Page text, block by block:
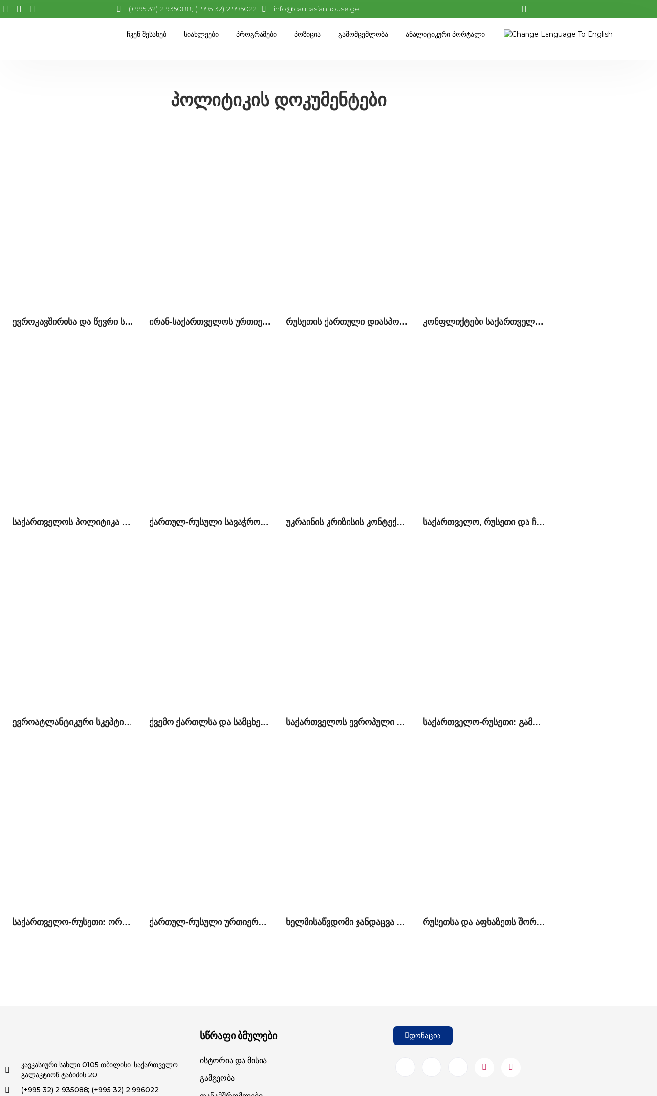
(+995 32) 2 935088; (+995 32) 2 996022 info@caucasianhouse.ge
Ჩვენ Შესახებ Სიახლეები Პროგრამები Პოზიცია Გამომცემლობა Ანალიტიკური Პორტალი
პოლიტიკის დოკუმენტები
ევროკავშირისა და წევრი სახელმწიფოების საგარეო დახმარება საქართველოში: პრიორიტეტული სფეროები და მიზნები ირან-საქართველოს ურთიერთობები და ახალი გამოწვევები ბირთვული შეთანხმების შემდეგ რუსეთის ქართული დიასპორა და ქართულ-რუსული ურთიერთობები კონფლიქტები საქართველოში: მიმდინარე ეტაპის თავისებურებები და ამოცანები
საქართველოს პოლიტიკა ჩრდილოეთ კავკასიის მიმართ 2008-2012 წლებში და მას შემდეგ: შედარებითი ანალიზი ქართულ-რუსული სავაჭრო-ეკონომიკური ურთიერთობები საქართელოს DCFTA-სთან მიერთებისა და ევრაზიული კავშირის შექმნის ფონზე უკრაინის კრიზისის კონტექსტუალიზაცია ქართულ პოლიტიკაში საქართველო, რუსეთი და ჩრდილოეთ კავკასია: ოპტიმალური პოლიტიკის ძიებაში
ევროატლანტიკური სკეპტიციზმი ქართულ საზოგადოებრივ-პოლიტიკურ სივრცეში ქვემო ქართლსა და სამცხე-ჯავახეთში არსებული პრობლემები და ადგილობრივი მოსახლეობის საგარეო პოლიტიკური პრეფერენციები საქართველოს ევროპული ინტეგრაციის დღის წესრიგი და რუსეთთან ურთიერთობების ნორმალიზაციის პროცესი საქართველო-რუსეთი: გამყოფ ხაზზე მიმდინარე მოვლენების პოლიტიკური, სამართლებრივი და ჰუმანიტარული განზომილება
საქართველო-რუსეთი: ორი პერსპექტივა პოლიტიკურ, უსაფრთხოების და ეკონომიკურ საკითხებზე ქართულ-რუსული ურთიერთობები: ძველი სირთულეები და ახალი შესაძლებლობები ხელმისაწვდომი ჯანდაცვა საქართველოს ოკუპირებულ ტერიტორიაზე მცხოვრები მოსახლეობისათვის: მიღწევები და გამოწვევები რუსეთსა და აფხაზეთს შორის გაფორმებული „მოკავშირეობის და სტრატეგიული პარტნიორობის შესახებ“ ხელშეკრულების კონტექსტუალური ანალიზი
კავკასიური სახლი 0105 თბილისი, საქართველო
გალაკტიონ ტაბიძის 20
(+995 32) 2 935088; (+995 32) 2 996022
სწრაფი ბმულები
Ისტორია Და Მისია
Გამგეობა
დონაცია